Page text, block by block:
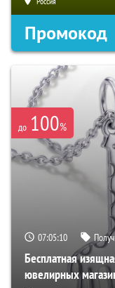
Промокод
до 100%
07:05:09
Бесплатная
ювелирных